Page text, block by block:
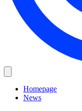
Homepage
News